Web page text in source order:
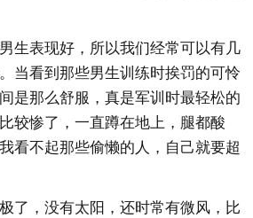
生表现好，所以我们经常可以有几
当看到那些男生训练时挨罚的可怜
是那么舒服，真是军训时最轻松的
较惨了，一直蹲在地上，腿都酸
看不起那些偷懒的人，自己就要超
了，没有太阳，还时常有微风，比